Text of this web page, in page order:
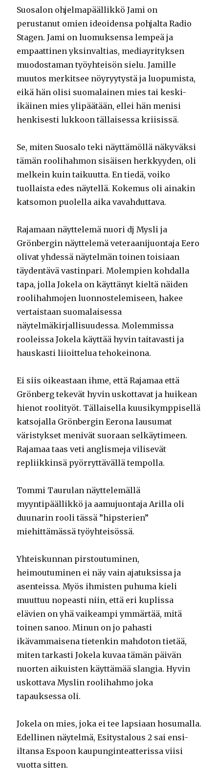
Suosalon ohjelmapäällikkö Jami on
perustanut omien ideoidensa pohjalta Radio
Stagen. Jami on luomuksensa lempeä ja
empaattinen yksinvaltias, mediayrityksen
muodostaman työyhteisön sielu. Jamille
muutos merkitsee nöyryytystä ja luopumista,
eikä hän olisi suomalainen mies tai keski-
ikäinen mies ylipäätään, ellei hän menisi
henkisesti lukkoon tällaisessa kriisissä.
Se, miten Suosalo teki näyttämöllä näkyväksi
tämän roolihahmon sisäisen herkkyyden, oli
melkein kuin taikuutta. En tiedä, voiko
tuollaista edes näytellä. Kokemus oli ainakin
katsomon puolella aika vavahduttava.
Rajamaan näyttelemä nuori dj Mysli ja
Grönbergin näyttelemä veteraanijuontaja Eero
olivat yhdessä näytelmän toinen toisiaan
täydentävä vastinpari. Molempien kohdalla
tapa, jolla Jokela on käyttänyt kieltä näiden
roolihahmojen luonnostelemiseen, hakee
vertaistaan suomalaisessa
näytelmäkirjallisuudessa. Molemmissa
rooleissa Jokela käyttää hyvin taitavasti ja
hauskasti liioittelua tehokeinona.
Ei siis oikeastaan ihme, että Rajamaa että
Grönberg tekevät hyvin uskottavat ja huikean
hienot roolityöt. Tällaisella kuusikymppisellä
katsojalla Grönbergin Eerona lausumat
väristykset menivät suoraan selkäytimeen.
Rajamaa taas veti anglismeja vilisevät
repliikkinsä pyörryttävällä tempolla.
Tommi Taurulan näyttelemällä
myyntipäällikkö ja aamujuontaja Arilla oli
duunarin rooli tässä ”hipsterien”
miehittämässä työyhteisössä.
Yhteiskunnan pirstoutuminen,
heimoutuminen ei näy vain ajatuksissa ja
asenteissa. Myös ihmisten puhuma kieli
muuttuu nopeasti niin, että eri kuplissa
elävien on yhä vaikeampi ymmärtää, mitä
toinen sanoo. Minun on jo pahasti
ikävammaisena tietenkin mahdoton tietää,
miten tarkasti Jokela kuvaa tämän päivän
nuorten aikuisten käyttämää slangia. Hyvin
uskottava Myslin roolihahmo joka
tapauksessa oli.
Jokela on mies, joka ei tee lapsiaan hosumalla.
Edellinen näytelmä, Esitystalous 2 sai ensi-
iltansa Espoon kaupunginteatterissa viisi
vuotta sitten.